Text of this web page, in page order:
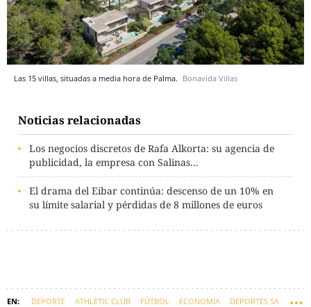
Las 15 villas, situadas a media hora de Palma. Bonavida Villas
Noticias relacionadas
Los negocios discretos de Rafa Alkorta: su agencia de
publicidad, la empresa con Salinas...
El drama del Eibar continúa: descenso de un 10% en
su límite salarial y pérdidas de 8 millones de euros
DEPORTE ATHLETIC CLUB FÚTBOL ECONOMÍA DEPORTES SA